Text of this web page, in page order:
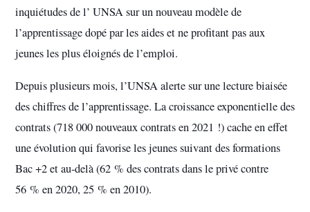
inquiétudes de l’ UNSA sur un nouveau modèle de
l’apprentissage dopé par les aides et ne profitant pas aux
jeunes les plus éloignés de l’emploi.
Depuis plusieurs mois, l’UNSA alerte sur une lecture biaisée
des chiffres de l’apprentissage. La croissance exponentielle des
contrats (718 000 nouveaux contrats en 2021 !) cache en effet
une évolution qui favorise les jeunes suivant des formations
Bac +2 et au-delà (62 % des contrats dans le privé contre
56 % en 2020, 25 % en 2010).